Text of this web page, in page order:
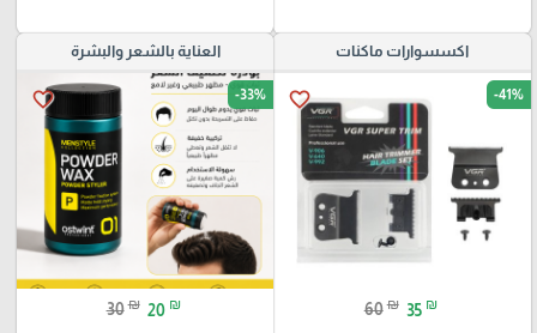
اكسسوارات ماكنات
favorite_border -41%
60 ₪ 35 ₪
العناية بالشعر والبشرة
favorite_border -33%
30 ₪ 20 ₪